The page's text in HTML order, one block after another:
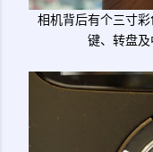
相机背后有个三寸
键、转盘及